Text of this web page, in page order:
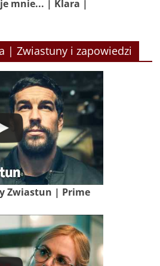
mnie... | Klara |
| Zwiastuny i zapowiedzi
Zwiastun | Prime